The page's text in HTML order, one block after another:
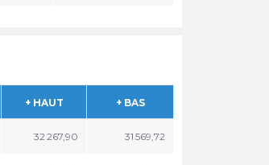
+ HAUT + BAS
32 267,90 31 569,72